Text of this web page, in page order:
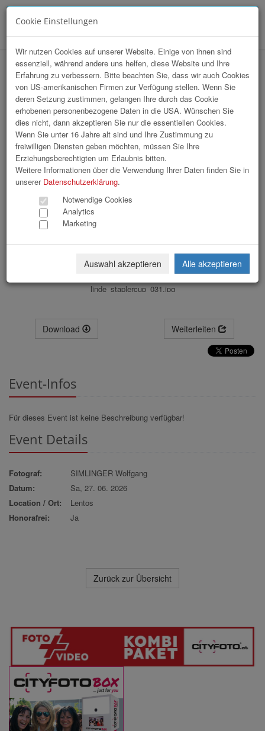
14. Linde Staplercup
linde_staplercup_031.jpg
Download Weiterleiten
Event-Infos
Für dieses Event ist keine Beschreibung verfügbar!
Event Details
Fotograf:
SIMLINGER Wolfgang
Datum:
Sa, 27. 06. 2026
Location / Ort:
Lentos
Honorafrei:
Ja
Zurück zur Übersicht
Cookie Einstellungen
Wir nutzen Cookies auf unserer Website. Einige von ihnen sind
essenziell, während andere uns helfen, diese Website und Ihre
Erfahrung zu verbessern. Bitte beachten Sie, dass wir auch Cookies
von US-amerikanischen Firmen zur Verfügung stellen. Wenn Sie
deren Setzung zustimmen, gelangen Ihre durch das Cookie
erhobenen personenbezogene Daten in die USA. Wünschen Sie
dies nicht, dann akzeptieren Sie nur die essentiellen Cookies.
Wenn Sie unter 16 Jahre alt sind und Ihre Zustimmung zu
freiwilligen Diensten geben möchten, müssen Sie Ihre
Erziehungsberechtigten um Erlaubnis bitten.
Weitere Informationen über die Verwendung Ihrer Daten finden Sie in
unserer Datenschutzerklärung.
Notwendige Cookies
Analytics
Marketing
Auswahl akzeptieren Alle akzeptieren